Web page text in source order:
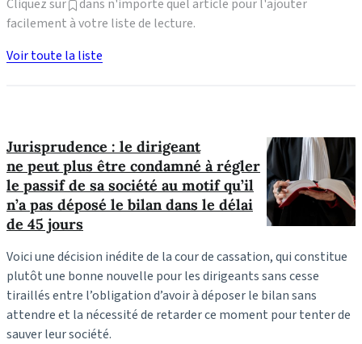
Jurisprudence : le dirigeant
ne peut plus être condamné à régler
le passif de sa société au motif qu’il
n’a pas déposé le bilan dans le délai
de 45 jours
Voici une décision inédite de la cour de cassation, qui constitue
plutôt une bonne nouvelle pour les dirigeants sans cesse
tiraillés entre l’obligation d’avoir à déposer le bilan sans
attendre et la nécessité de retarder ce moment pour tenter de
sauver leur société.
Cliquez sur
dans n'importe quel article pour l'ajouter
facilement à votre liste de lecture.
Voir toute la liste